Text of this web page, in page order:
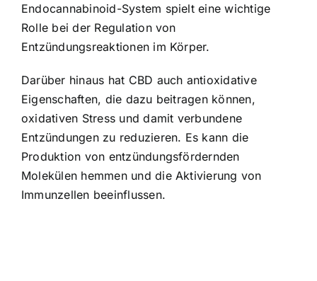
Endocannabinoid-System spielt eine wichtige
Rolle bei der Regulation von
Entzündungsreaktionen im Körper.
Darüber hinaus hat CBD auch antioxidative
Eigenschaften, die dazu beitragen können,
oxidativen Stress und damit verbundene
Entzündungen zu reduzieren. Es kann die
Produktion von entzündungsfördernden
Molekülen hemmen und die Aktivierung von
Immunzellen beeinflussen.